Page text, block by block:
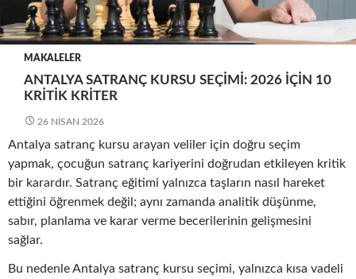
MAKALELER
ANTALYA SATRANÇ KURSU SEÇIMI: 2026 İÇIN 10
KRITIK KRITER
26 NISAN 2026
Antalya satranç kursu arayan veliler için doğru seçim
yapmak, çocuğun satranç kariyerini doğrudan etkileyen kritik
bir karardır. Satranç eğitimi yalnızca taşların nasıl hareket
ettiğini öğrenmek değil; aynı zamanda analitik düşünme,
sabır, planlama ve karar verme becerilerinin gelişmesini
sağlar.
Bu nedenle Antalya satranç kursu seçimi, yalnızca kısa vadeli